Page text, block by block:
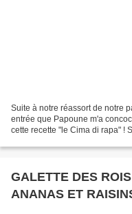
Suite à notre réassort de notre
entrée que Papoune m'a
cette recette "le Cima di rapa" !
GALETTE DES
ANANAS ET